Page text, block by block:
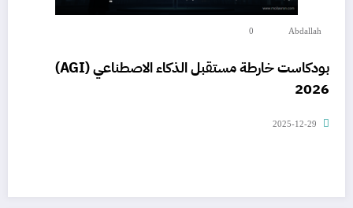
Abdallah
0
بودكاست خارطة مستقبل الذكاء الاصطناعي (AGI)
2026
2025-12-29